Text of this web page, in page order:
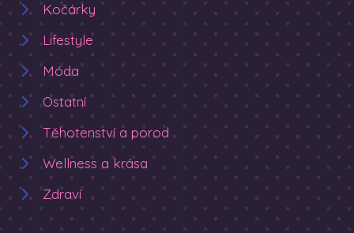
Kočárky
Lifestyle
Móda
Ostatní
Těhotenství a porod
Wellness a krása
Zdraví